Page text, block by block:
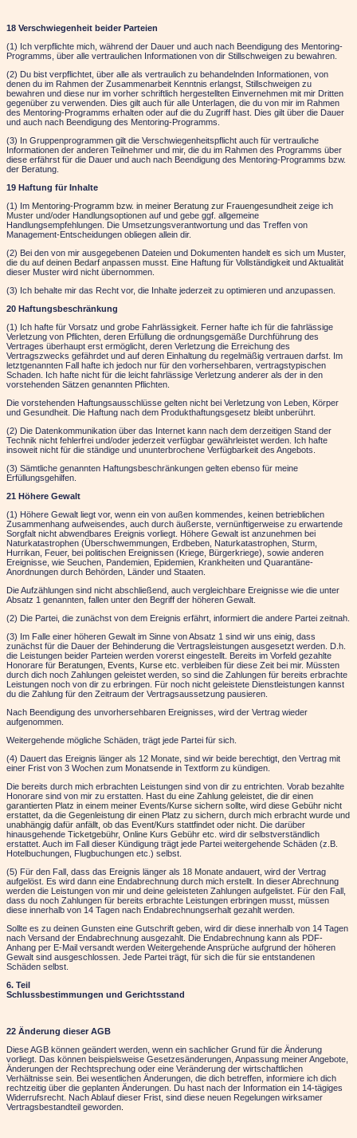
18 Verschwiegenheit beider Parteien
(1) Ich verpflichte mich, während der Dauer und auch nach Beendigung des Mentoring-
Programms, über alle vertraulichen Informationen von dir Stillschweigen zu bewahren.
(2) Du bist verpflichtet, über alle als vertraulich zu behandelnden Informationen, von
denen du im Rahmen der Zusammenarbeit Kenntnis erlangst, Stillschweigen zu
bewahren und diese nur im vorher schriftlich hergestellten Einvernehmen mit mir Dritten
gegenüber zu verwenden. Dies gilt auch für alle Unterlagen, die du von mir im Rahmen
des Mentoring-Programms erhalten oder auf die du Zugriff hast. Dies gilt über die Dauer
und auch nach Beendigung des Mentoring-Programms.
(3) In Gruppenprogrammen gilt die Verschwiegenheitspflicht auch für vertrauliche
Informationen der anderen Teilnehmer und mir, die du im Rahmen des Programms über
diese erfährst für die Dauer und auch nach Beendigung des Mentoring-Programms bzw.
der Beratung.
19 Haftung für Inhalte
(1) Im Mentoring-Programm bzw. in meiner Beratung zur Frauengesundheit zeige ich
Muster und/oder Handlungsoptionen auf und gebe ggf. allgemeine
Handlungsempfehlungen. Die Umsetzungsverantwortung und das Treffen von
Management-Entscheidungen obliegen allein dir.
(2) Bei den von mir ausgegebenen Dateien und Dokumenten handelt es sich um Muster,
die du auf deinen Bedarf anpassen musst . Eine Haftung für Vollständigkeit und Aktualität
dieser Muster wird nicht übernommen.
(3) Ich behalte mir das Recht vor, die Inhalte jederzeit zu optimieren und anzupassen.
20 Haftungsbeschränkung
(1) Ich hafte für Vorsatz und grobe Fahrlässigkeit. Ferner hafte ich für die fahrlässige
Verletzung von Pflichten, deren Erfüllung die ordnungsgemäße Durchführung des
Vertrages überhaupt erst ermöglicht, deren Verletzung die Erreichung des
Vertragszwecks gefährdet und auf deren Einhaltung du regelmäßig vertrauen darfst. Im
letztgenannten Fall hafte ich jedoch nur für den vorhersehbaren, vertragstypischen
Schaden. Ich hafte nicht für die leicht fahrlässige Verletzung anderer als der in den
vorstehenden Sätzen genannten Pflichten.
Die vorstehenden Haftungsausschlüsse gelten nicht bei Verletzung von Leben, Körper
und Gesundheit. Die Haftung nach dem Produkthaftungsgesetz bleibt unberührt.
(2) Die Datenkommunikation über das Internet kann nach dem derzeitigen Stand der
Technik nicht fehlerfrei und/oder jederzeit verfügbar gewährleistet werden. Ich hafte
insoweit nicht für die ständige und ununterbrochene Verfügbarkeit des Angebots.
(3) Sämtliche genannten Haftungsbeschränkungen gelten ebenso für meine
Erfüllungsgehilfen.
21 Höhere Gewalt
(1) Höhere Gewalt liegt vor, wenn ein von außen kommendes, keinen betrieblichen
Zusammenhang aufweisendes, auch durch äußerste, vernünftigerweise zu erwartende
Sorgfalt nicht abwendbares Ereignis vorliegt. Höhere Gewalt ist anzunehmen bei
Naturkatastrophen (Überschwemmungen, Erdbeben, Naturkatastrophen, Sturm,
Hurrikan, Feuer, bei politischen Ereignissen (Kriege, Bürgerkriege), sowie anderen
Ereignisse, wie Seuchen, Pandemien, Epidemien, Krankheiten und Quarantäne-
Anordnungen durch Behörden, Länder und Staaten.
Die Aufzählungen sind nicht abschließend, auch vergleichbare Ereignisse wie die unter
Absatz 1 genannten, fallen unter den Begriff der höheren Gewalt.
(2) Die Partei, die zunächst von dem Ereignis erfährt, informiert die andere Partei zeitnah.
(3) Im Falle einer höheren Gewalt im Sinne von Absatz 1 sind wir uns einig, dass
zunächst für die Dauer der Behinderung die Vertragsleistungen ausgesetzt werden. D.h.
die Leistungen beider Parteien werden vorerst eingestellt. Bereits im Vorfeld gezahlte
Honorare für Beratungen, Events, Kurse etc . verbleiben für diese Zeit bei mir. Müssten
durch dich noch Zahlungen geleistet werden, so sind die Zahlungen für bereits erbrachte
Leistungen noch von dir zu erbringen. Für noch nicht geleistete Dienstleistungen kannst
du die Zahlung für den Zeitraum der Vertragsaussetzung pausieren.
Nach Beendigung des unvorhersehbaren Ereignisses, wird der Vertrag wieder
aufgenommen.
Weitergehende mögliche Schäden, trägt jede Partei für sich.
(4) Dauert das Ereignis länger als 12 Monate , sind wir beide berechtigt, den Vertrag mit
einer Frist von 3 Wochen zum Monatsende in Textform zu kündigen.
Die bereits durch mich erbrachten Leistungen sind von dir zu entrichten. Vorab bezahlte
Honorare sind von mir zu erstatten. Hast du eine Zahlung geleistet, die dir einen
garantierten Platz in einem meiner Events/Kurse sichern sollte, wird diese Gebühr nicht
erstattet, da die Gegenleistung dir einen Platz zu sichern, durch mich erbracht wurde und
unabhängig dafür anfällt, ob das Event/Kurs stattfindet oder nicht. Die darüber
hinausgehende Ticketgebühr, Online Kurs Gebühr etc. wird dir selbstverständlich
erstattet. Auch im Fall dieser Kündigung trägt jede Partei weitergehende Schäden (z.B.
Hotelbuchungen, Flugbuchungen etc.) selbst.
(5) Für den Fall, dass das Ereignis länger als 18 Monate andauert, wird der Vertrag
aufgelöst. Es wird dann eine Endabrechnung durch mich erstellt. In dieser Abrechnung
werden die Leistungen von mir und deine geleisteten Zahlungen aufgelistet. Für den Fall,
dass du noch Zahlungen für bereits erbrachte Leistungen erbringen musst, müssen
diese innerhalb von 14 Tagen nach Endabrechnungserhalt gezahlt werden.
Sollte es zu deinen Gunsten eine Gutschrift geben, wird dir diese innerhalb von 14 Tagen
nach Versand der Endabrechnung ausgezahlt. Die Endabrechnung kann als PDF-
Anhang per E-Mail versandt werden Weitergehende Ansprüche aufgrund der höheren
Gewalt sind ausgeschlossen. Jede Partei trägt, für sich die für sie entstandenen
Schäden selbst.
6. Teil
Schlussbestimmungen und Gerichtsstand
22 Änderung dieser AGB
Diese AGB können geändert werden, wenn ein sachlicher Grund für die Änderung
vorliegt. Das können beispielsweise Gesetzesänderungen, Anpassung meiner Angebote,
Änderungen der Rechtsprechung oder eine Veränderung der wirtschaftlichen
Verhältnisse sein. Bei wesentlichen Änderungen, die dich betreffen, informiere ich dich
rechtzeitig über die geplanten Änderungen. Du hast nach der Information ein 14-tägiges
Widerrufsrecht. Nach Ablauf dieser Frist, sind diese neuen Regelungen wirksamer
Vertragsbestandteil geworden